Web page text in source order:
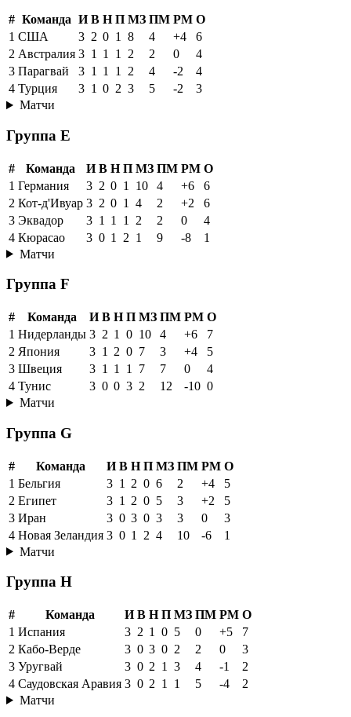
# Команда И В Н П МЗ ПМ РМ О
1 США 3 2 0 1 8 4 +4
6
2 Австралия 3 1 1 1 2 2 0
4
3 Парагвай 3 1 1 1 2 4 -2
4
4 Турция 3 1 0 2 3 5 -2
3
Матчи
Группа E
# Команда И В Н П МЗ ПМ РМ О
1 Германия 3 2 0 1 10 4 +6
6
2 Кот-д'Ивуар 3 2 0 1 4 2 +2
6
3 Эквадор 3 1 1 1 2 2 0
4
4 Кюрасао 3 0 1 2 1 9 -8
1
Матчи
Группа F
# Команда И В Н П МЗ ПМ РМ О
1 Нидерланды 3 2 1 0 10 4 +6
7
2 Япония 3 1 2 0 7 3 +4
5
3 Швеция 3 1 1 1 7 7 0
4
4 Тунис 3 0 0 3 2 12 -10 0
Матчи
Группа G
# Команда И В Н П МЗ ПМ РМ О
1 Бельгия 3 1 2 0 6 2 +4
5
2 Египет 3 1 2 0 5 3 +2
5
3 Иран 3 0 3 0 3 3 0
3
4 Новая Зеландия 3 0 1 2 4 10 -6
1
Матчи
Группа H
# Команда И В Н П МЗ ПМ РМ О
1 Испания 3 2 1 0 5 0 +5
7
2 Кабо-Верде 3 0 3 0 2 2 0
3
3 Уругвай 3 0 2 1 3 4 -1
2
4 Саудовская Аравия 3 0 2 1 1 5 -4
2
Матчи